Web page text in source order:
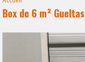
Box de 6 m² Gueltas